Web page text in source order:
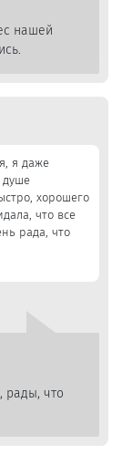
нашей
я даже
душе
хорошего
что все
рада, что
рады, что